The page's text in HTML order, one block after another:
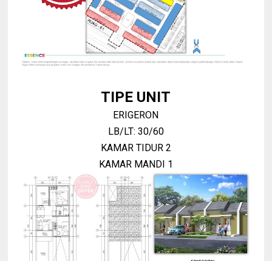
TIPE UNIT
ERIGERON
LB/LT: 30/60
KAMAR TIDUR 2
KAMAR MANDI 1